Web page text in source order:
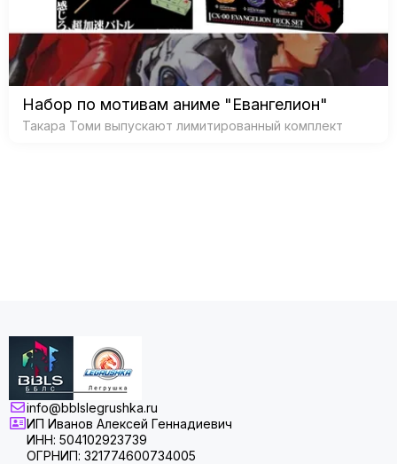
Набор по мотивам аниме "Евангелион"
Такара Томи выпускают лимитированный комплект
info@bblslegrushka.ru
ИП Иванов Алексей Геннадиевич
ИНН: 504102923739
ОГРНИП: 321774600734005